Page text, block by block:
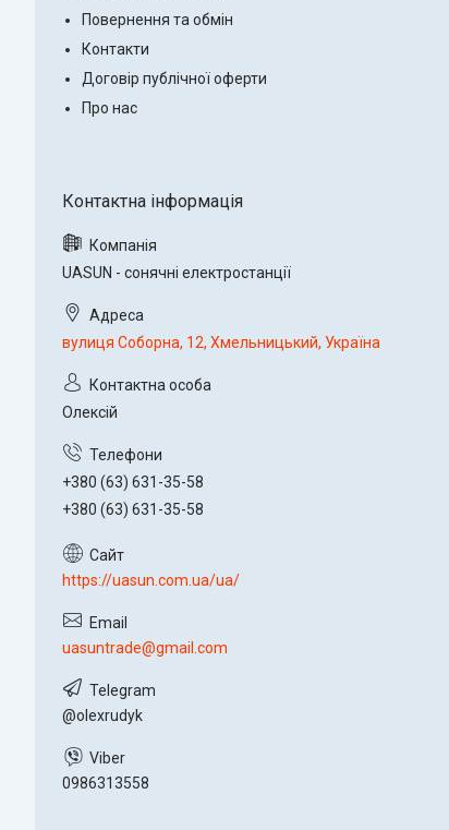
Повернення та обмін
Контакти
Договір публічної оферти
Про нас
UASUN - сонячні електростанції
вулиця Соборна, 12, Хмельницький, Україна
Олексій
+380 (63) 631-35-58
+380 (63) 631-35-58
https://uasun.com.ua/ua/
uasuntrade@gmail.com
@olexrudyk
0986313558